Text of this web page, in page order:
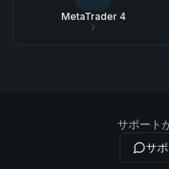
MetaTrader 4
サポート
サ